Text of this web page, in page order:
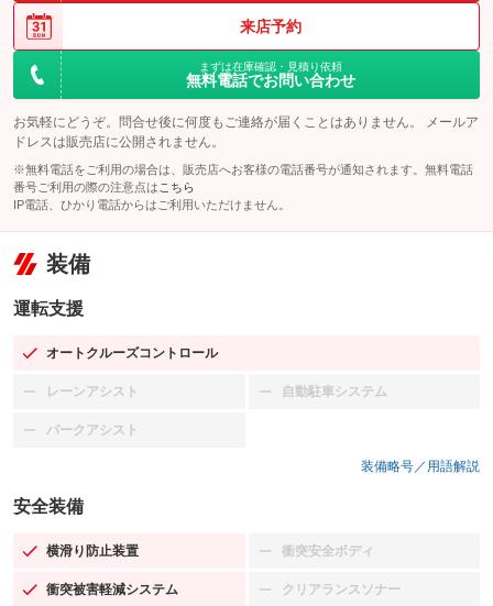
来店予約
まずは在庫確認・見積り依頼
無料電話でお問い合わせ
お気軽にどうぞ。問合せ後に何度もご連絡が届くことはありません。 メールア
ドレスは販売店に公開されません。
※無料電話をご利用の場合は、販売店へお客様の電話番号が通知されます。無料電話
番号ご利用の際の注意点は こちら
IP電話、ひかり電話からはご利用いただけません。
装備
運転支援
オートクルーズコントロール
：装備あり
レーンアシスト
：装備なし 自動駐車システム
：装備なし
パークアシスト
：装備なし
装備略号／用語解説
安全装備
横滑り防止装置
：装備あり 衝突安全ボディ
：装備なし
衝突被害軽減システム
：装備あり クリアランスソナー
：装備なし